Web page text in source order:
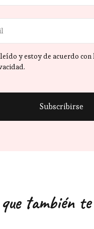
y estoy de acuerdo con
que también